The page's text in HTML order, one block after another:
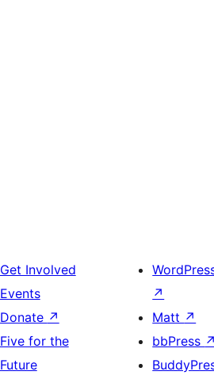
Get Involved
Events
Donate ↗
Five for the
Future
↗
Matt ↗
bbPress ↗